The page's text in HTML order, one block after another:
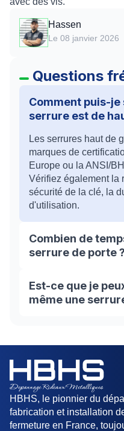
Hassen
Le 08 janvier 2026
Questions
Comment puis-je
serrure est de
Les serrures haut de
marques de
Europe ou la ANSI/
Vérifiez également la
sécurité de la clé, la
d'utilisation.
Combien de
serrure de porte ?
La durée de vie d'une
la qualité de la
général, une serrure
Est-ce que je
même une
Cependant, il est
un professionnel pour
correcte et une
HBHS, le pionnier du
fabrication et installation
fermeture en France,